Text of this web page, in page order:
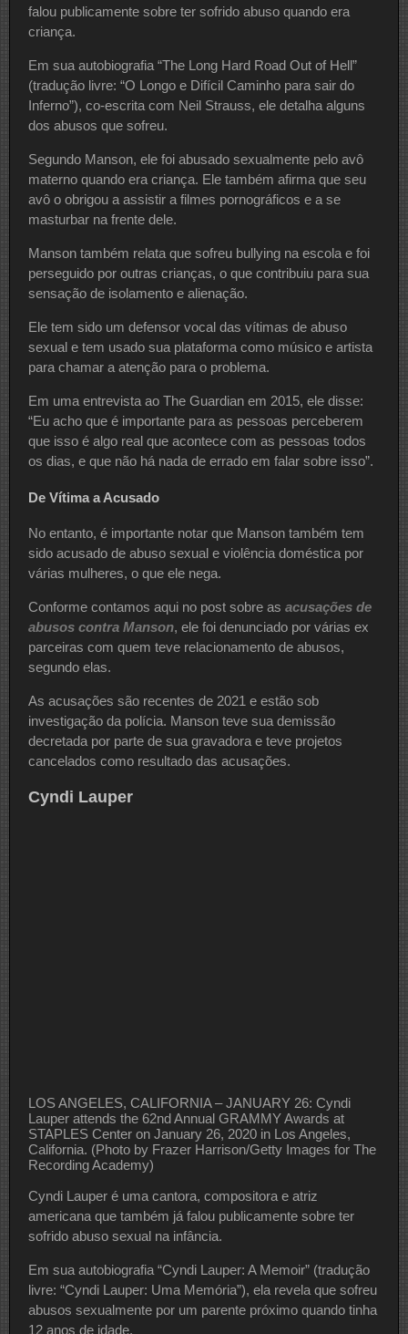
falou publicamente sobre ter sofrido abuso quando era
criança.
Em sua autobiografia “The Long Hard Road Out of Hell”
(tradução livre: “O Longo e Difícil Caminho para sair do
Inferno”), co-escrita com Neil Strauss, ele detalha alguns
dos abusos que sofreu.
Segundo Manson, ele foi abusado sexualmente pelo avô
materno quando era criança. Ele também afirma que seu
avô o obrigou a assistir a filmes pornográficos e a se
masturbar na frente dele.
Manson também relata que sofreu bullying na escola e foi
perseguido por outras crianças, o que contribuiu para sua
sensação de isolamento e alienação.
Ele tem sido um defensor vocal das vítimas de abuso
sexual e tem usado sua plataforma como músico e artista
para chamar a atenção para o problema.
Em uma entrevista ao The Guardian em 2015, ele disse:
“Eu acho que é importante para as pessoas perceberem
que isso é algo real que acontece com as pessoas todos
os dias, e que não há nada de errado em falar sobre isso”.
De Vítima a Acusado
No entanto, é importante notar que Manson também tem
sido acusado de abuso sexual e violência doméstica por
várias mulheres, o que ele nega.
Conforme contamos aqui no post sobre as acusações de
abusos contra Manson, ele foi denunciado por várias ex
parceiras com quem teve relacionamento de abusos,
segundo elas.
As acusações são recentes de 2021 e estão sob
investigação da polícia. Manson teve sua demissão
decretada por parte de sua gravadora e teve projetos
cancelados como resultado das acusações.
Cyndi Lauper
LOS ANGELES, CALIFORNIA – JANUARY 26: Cyndi
Lauper attends the 62nd Annual GRAMMY Awards at
STAPLES Center on January 26, 2020 in Los Angeles,
California. (Photo by Frazer Harrison/Getty Images for The
Recording Academy)
Cyndi Lauper é uma cantora, compositora e atriz
americana que também já falou publicamente sobre ter
sofrido abuso sexual na infância.
Em sua autobiografia “Cyndi Lauper: A Memoir” (tradução
livre: “Cyndi Lauper: Uma Memória”), ela revela que sofreu
abusos sexualmente por um parente próximo quando tinha
12 anos de idade.